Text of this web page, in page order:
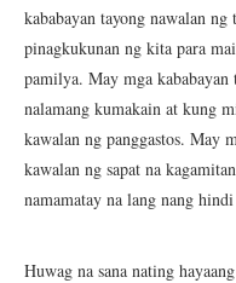
kababayan tayong nawalan
pinagkukunan ng kita para
pamilya. May mga kababayan
nalamang kumakain at kung
kawalan ng panggastos. May
kawalan ng sapat na
namamatay na lang nang
Huwag na sana nating